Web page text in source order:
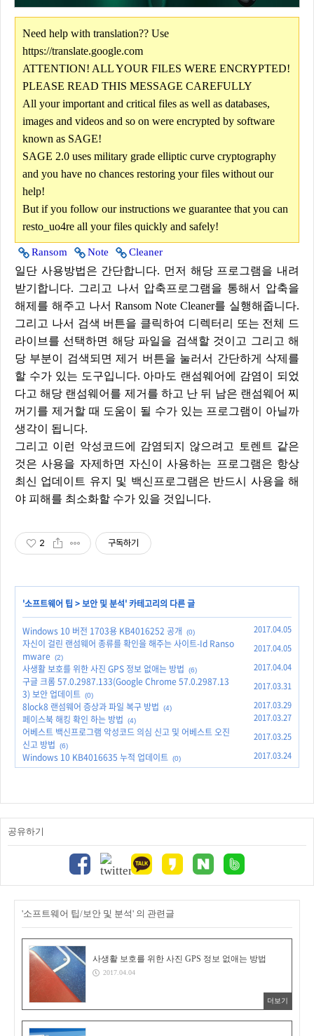
Need help with translation?? Use
https://translate.google.com
ATTENTION! ALL YOUR FILES WERE ENCRYPTED!
PLEASE READ THIS MESSAGE CAREFULLY
All your important and critical files as well as databases,
images and videos and so on were encrypted by software
known as SAGE!
SAGE 2.0 uses military grade elliptic curve cryptography
and you have no chances restoring your files without our
help!
But if you follow our instructions we guarantee that you can
resto_uo4re all your files quickly and safely!
Ransom Note Cleaner
일단 사용방법은 간단합니다. 먼저 해당 프로그램을 내려
받기합니다. 그리고 나서 압축프로그램을 통해서 압축을
해제를 해주고 나서 Ransom Note Cleaner를 실행해줍니다.
그리고 나서 검색 버튼을 클릭하여 디렉터리 또는 전체 드
라이브를 선택하면 해당 파일을 검색할 것이고 그리고 해
당 부분이 검색되면 제거 버튼을 눌러서 간단하게 삭제를
할 수가 있는 도구입니다. 아마도 랜섬웨어에 감염이 되었
다고 해당 랜섬웨어를 제거를 하고 난 뒤 남은 랜섬웨어 찌
꺼기를 제거할 때 도움이 될 수가 있는 프로그램이 아닐까
생각이 됩니다.
그리고 이런 악성코드에 감염되지 않으려고 토렌트 같은
것은 사용을 자제하면 자신이 사용하는 프로그램은 항상
최신 업데이트 유지 및 백신프로그램은 반드시 사용을 해
야 피해를 최소화할 수가 있을 것입니다.
2 구독하기
'소프트웨어 팁 >보안 및 분석' 카테고리의 다른 글
Windows 10 버전 1703용 KB4016252 공개 (0) 2017.04.05
자신이 걸린 랜섬웨어 종류를 확인을 해주는 사이트-Id Ranso
mware
(2)
2017.04.05
사생활 보호를 위한 사진 GPS 정보 없애는 방법 (6) 2017.04.04
구글 크롬 57.0.2987.133(Google Chrome 57.0.2987.13
3) 보안 업데이트 (0)
2017.03.31
8lock8 랜섬웨어 증상과 파일 복구 방법 (4) 2017.03.29
페이스북 해킹 확인 하는 방법 (4) 2017.03.27
어베스트 백신프로그램 악성코드 의심 신고 및 어베스트 오진
신고 방법
(6)
2017.03.25
Windows 10 KB4016635 누적 업데이트 (0) 2017.03.24
공유하기
'소프트웨어 팁/보안 및 분석' 의 관련글
사생활 보호를 위한 사진 GPS 정보 없애는 방법
2017.04.04
더보기